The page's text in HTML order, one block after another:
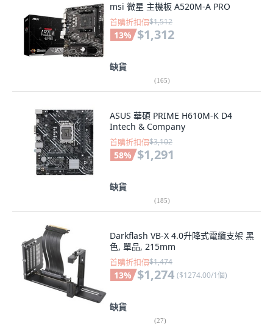
msi 微星 主機板 A520M-A PRO
首購折扣價$1,512
13% $1,312
缺貨
(165)
ASUS 華碩 PRIME H610M-K D4
Intech & Company
首購折扣價$3,102
58% $1,291
缺貨
(185)
Darkflash VB-X 4.0升降式電纜支架 黑
色, 單品, 215mm
首購折扣價$1,474
13% $1,274 ($1274.00/1個)
缺貨
(27)